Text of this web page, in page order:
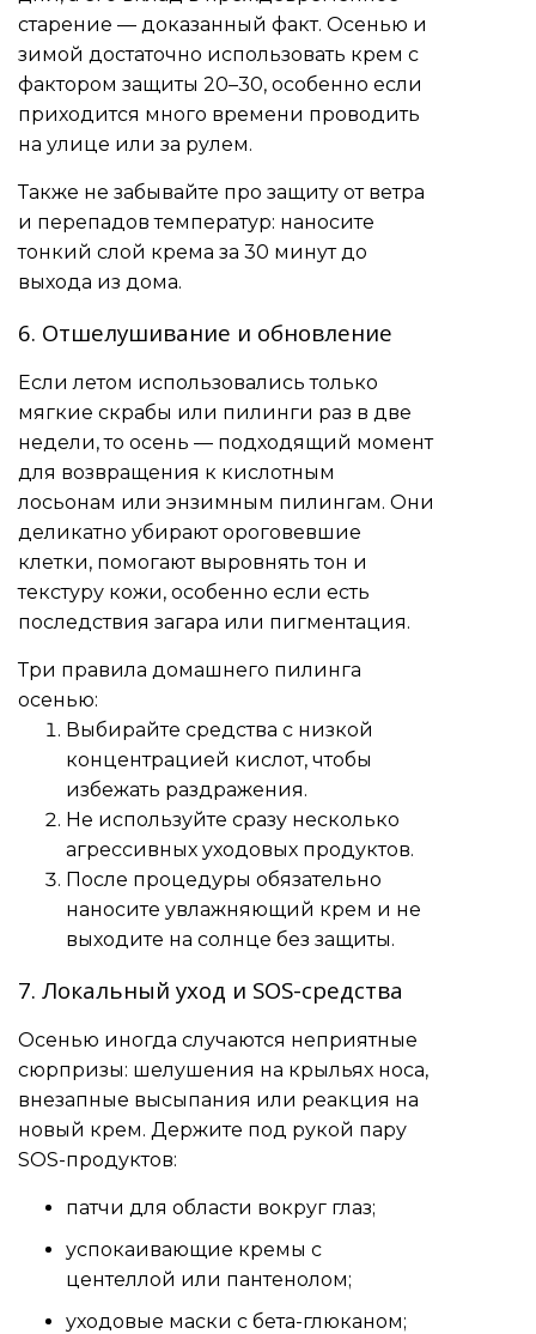
старение — доказанный факт. Осенью и
зимой достаточно использовать крем с
фактором защиты 20–30, особенно если
приходится много времени проводить
на улице или за рулем.
Также не забывайте про защиту от ветра
и перепадов температур: наносите
тонкий слой крема за 30 минут до
выхода из дома.
6. Отшелушивание и обновление
Если летом использовались только
мягкие скрабы или пилинги раз в две
недели, то осень — подходящий момент
для возвращения к кислотным
лосьонам или энзимным пилингам. Они
деликатно убирают ороговевшие
клетки, помогают выровнять тон и
текстуру кожи, особенно если есть
последствия загара или пигментация.
Три правила домашнего пилинга
осенью:
Выбирайте средства с низкой
концентрацией кислот, чтобы
избежать раздражения.
Не используйте сразу несколько
агрессивных уходовых продуктов.
После процедуры обязательно
наносите увлажняющий крем и не
выходите на солнце без защиты.
7. Локальный уход и SOS-средства
Осенью иногда случаются неприятные
сюрпризы: шелушения на крыльях носа,
внезапные высыпания или реакция на
новый крем. Держите под рукой пару
SOS-продуктов:
патчи для области вокруг глаз;
успокаивающие кремы с
центеллой или пантенолом;
уходовые маски с бета-глюканом;